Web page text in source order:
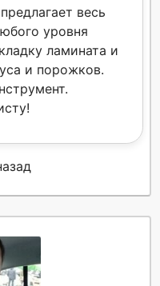
весь
уровня
ламината и
и порожков.